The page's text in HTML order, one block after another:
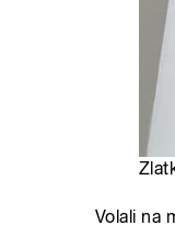
Volali na